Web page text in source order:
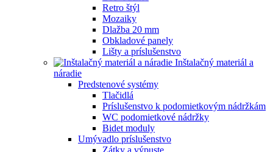
Retro štýl
Mozaiky
Dlažba 20 mm
Obkladové panely
Lišty a príslušenstvo
Inštalačný materiál a
náradie
Predstenové systémy
Tlačidlá
Príslušenstvo k podomietkovým nádržkám
WC podomietkové nádržky
Bidet moduly
Umývadlo príslušenstvo
Zátky a výpuste